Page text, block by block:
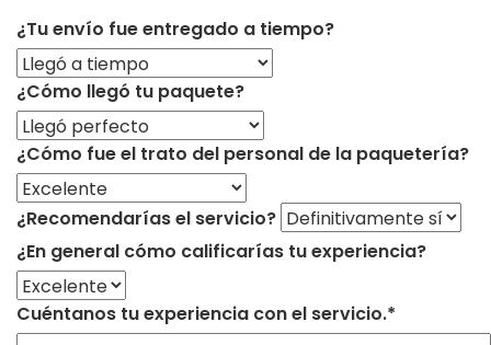
¿Tu envío fue entregado a tiempo?
¿Cómo llegó tu paquete?
¿Cómo fue el trato del personal de la paquetería?
¿Recomendarías el servicio?
¿En general cómo calificarías tu experiencia?
Cuéntanos tu experiencia con el servicio.*